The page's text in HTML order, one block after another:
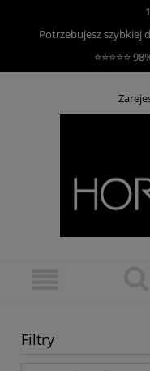
Potrzebujesz szybkiej
⭐⭐⭐⭐⭐
Filtry